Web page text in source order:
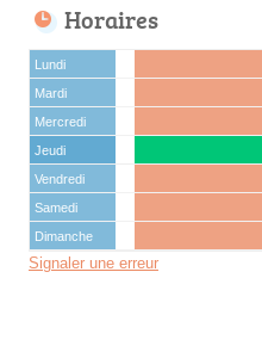
Horaires
Lundi
Mardi
Mercredi
Jeudi
Vendredi
Samedi
Dimanche
Signaler une erreur